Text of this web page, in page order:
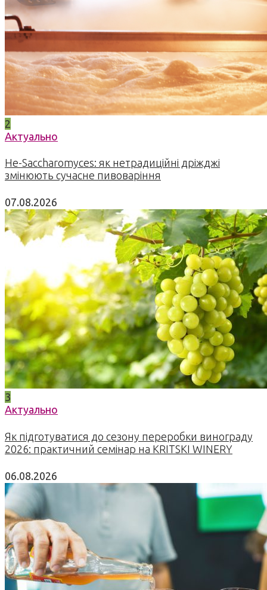
2
Актуально
Не-Saccharomyces: як нетрадиційні дріжджі
змінюють сучасне пивоваріння
07.08.2026
3
Актуально
Як підготуватися до сезону переробки винограду
2026: практичний семінар на KRITSKI WINERY
06.08.2026